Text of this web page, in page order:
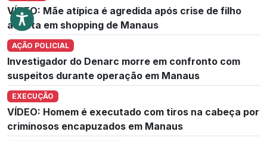
VÍDEO: Mãe atípica é agredida após crise de filho
autista em shopping de Manaus
AÇÃO POLICIAL
Investigador do Denarc morre em confronto com
suspeitos durante operação em Manaus
EXECUÇÃO
VÍDEO: Homem é executado com tiros na cabeça por
criminosos encapuzados em Manaus